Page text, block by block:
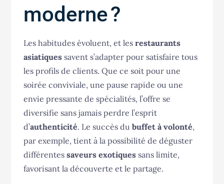
moderne ?
Les habitudes évoluent, et lesrestaurants
asiatiques savent s’adapter pour satisfaire tous
les profils de clients. Que ce soit pour une
soirée conviviale, une pause rapide ou une
envie pressante de spécialités, l’offre se
diversifie sans jamais perdre l’esprit
d’authenticité. Le succès dubuffet à volonté,
par exemple, tient à la possibilité de déguster
différentessaveurs exotiques sans limite,
favorisant la découverte et le partage.